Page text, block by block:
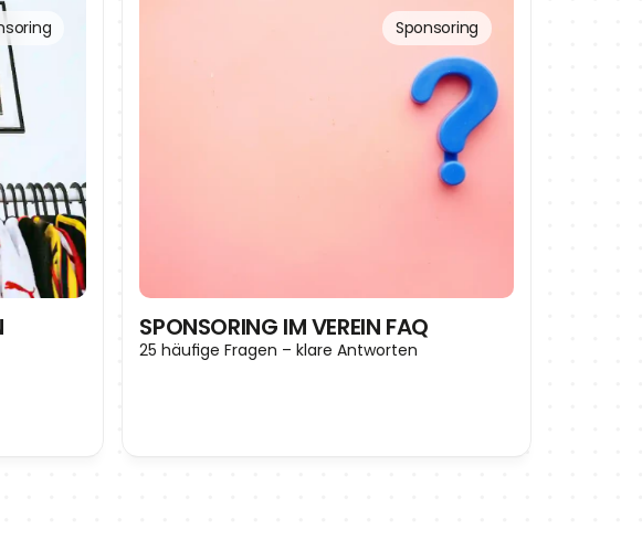
Sponsoring
SPONSORING IM VEREIN FAQ
25 häufige Fragen – klare Antworten